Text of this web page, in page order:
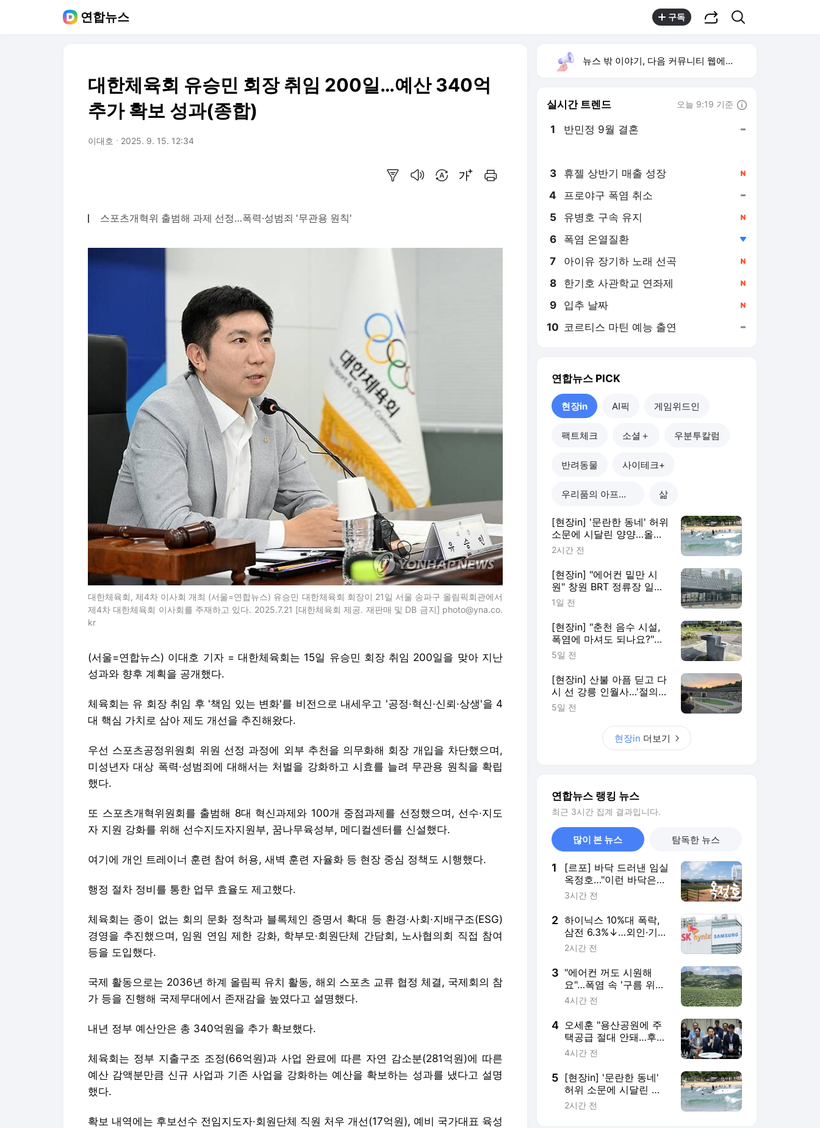
연합뉴스 구독
대한체육회 유승민 회장 취임 200일…예산 340억
추가 확보 성과(종합)
이대호 2025. 9. 15. 12:34
스포츠개혁위 출범해 과제 선정…폭력·성범죄 '무관용 원칙'
대한체육회, 제4차 이사회 개최 (서울=연합뉴스) 유승민 대한체육회 회장이 21일 서울 송파구 올림픽회관에서
제4차 대한체육회 이사회를 주재하고 있다. 2025.7.21 [대한체육회 제공. 재판매 및 DB 금지] photo@yna.co.
kr
(서울=연합뉴스) 이대호 기자 = 대한체육회는 15일 유승민 회장 취임 200일을 맞아 지난
성과와 향후 계획을 공개했다.
체육회는 유 회장 취임 후 '책임 있는 변화'를 비전으로 내세우고 '공정·혁신·신뢰·상생'을 4
대 핵심 가치로 삼아 제도 개선을 추진해왔다.
우선 스포츠공정위원회 위원 선정 과정에 외부 추천을 의무화해 회장 개입을 차단했으며,
미성년자 대상 폭력·성범죄에 대해서는 처벌을 강화하고 시효를 늘려 무관용 원칙을 확립
했다.
또 스포츠개혁위원회를 출범해 8대 혁신과제와 100개 중점과제를 선정했으며, 선수·지도
자 지원 강화를 위해 선수지도자지원부, 꿈나무육성부, 메디컬센터를 신설했다.
여기에 개인 트레이너 훈련 참여 허용, 새벽 훈련 자율화 등 현장 중심 정책도 시행했다.
행정 절차 정비를 통한 업무 효율도 제고했다.
체육회는 종이 없는 회의 문화 정착과 블록체인 증명서 확대 등 환경·사회·지배구조(ESG)
경영을 추진했으며, 임원 연임 제한 강화, 학부모·회원단체 간담회, 노사협의회 직접 참여
등을 도입했다.
국제 활동으로는 2036년 하계 올림픽 유치 활동, 해외 스포츠 교류 협정 체결, 국제회의 참
가 등을 진행해 국제무대에서 존재감을 높였다고 설명했다.
내년 정부 예산안은 총 340억원을 추가 확보했다.
체육회는 정부 지출구조 조정(66억원)과 사업 완료에 따른 자연 감소분(281억원)에 따른
예산 감액분만큼 신규 사업과 기존 사업을 강화하는 예산을 확보하는 성과를 냈다고 설명
했다.
확보 내역에는 후보선수 전임지도자·회원단체 직원 처우 개선(17억원), 예비 국가대표 육성
뉴스 밖 이야기, 다음 커뮤니티 웹에서 보기
실시간 트렌드 오늘 9:19 기준
1 반민정 9월 결혼
3 휴젤 상반기 매출 성장
4 프로야구 폭염 취소
5 유병호 구속 유지
6 폭염 온열질환
7 아이유 장기하 노래 선곡
8 한기호 사관학교 연좌제
9 입추 날짜
10 코르티스 마틴 예능 출연
연합뉴스 PICK
현장in AI픽 게임위드인
팩트체크 소셜＋ 우분투칼럼
반려동물 사이테크+
우리품의 아프리카인 삶
[현장in] '문란한 동네' 허위
소문에 시달린 양양…올여
름 피서객 급증
2시간 전
[현장in] "에어컨 밑만 시
원" 창원 BRT 정류장 일부
이용객 볼멘소리
1일 전
[현장in] "춘천 음수 시설,
폭염에 마셔도 되나요?"…
안내 없어 시민 혼란
5일 전
[현장in] 산불 아픔 딛고 다
시 선 강릉 인월사…'절의
문턱부터 낮췄다'
5일 전
현장in 더보기
연합뉴스 랭킹 뉴스
최근 3시간 집계 결과입니다.
많이 본 뉴스 탐독한 뉴스
1
[르포] 바닥 드러낸 임실
옥정호…"이런 바닥은
난생처음"
3시간 전
2 하이닉스 10%대 폭락,
삼전 6.3%↓…외인·기관
팔았다(종합)
2시간 전
3 "에어컨 꺼도 시원해
요"…폭염 속 '구름 위의
땅' 안반데기
4시간 전
4 오세훈 "용산공원에 주
택공급 절대 안돼…후대
에 물려줄 책임"
4시간 전
5 [현장in] '문란한 동네'
허위 소문에 시달린 양
양…올여름 피서객 급증
2시간 전